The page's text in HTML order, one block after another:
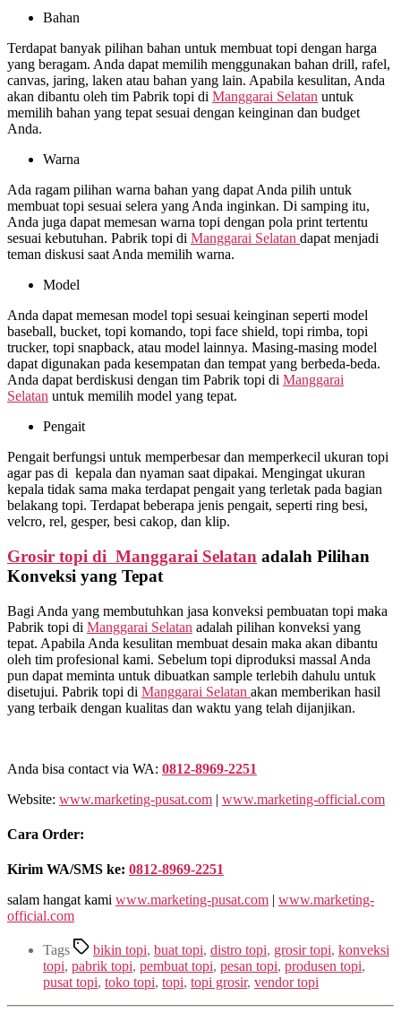
Bahan
Terdapat banyak pilihan bahan untuk membuat topi dengan harga
yang beragam. Anda dapat memilih menggunakan bahan drill, rafel,
canvas, jaring, laken atau bahan yang lain. Apabila kesulitan, Anda
akan dibantu oleh tim Pabrik topi di Manggarai Selatan untuk
memilih bahan yang tepat sesuai dengan keinginan dan budget
Anda.
Warna
Ada ragam pilihan warna bahan yang dapat Anda pilih untuk
membuat topi sesuai selera yang Anda inginkan. Di samping itu,
Anda juga dapat memesan warna topi dengan pola print tertentu
sesuai kebutuhan. Pabrik topi di Manggarai Selatan dapat menjadi
teman diskusi saat Anda memilih warna.
Model
Anda dapat memesan model topi sesuai keinginan seperti model
baseball, bucket, topi komando, topi face shield, topi rimba, topi
trucker, topi snapback, atau model lainnya. Masing-masing model
dapat digunakan pada kesempatan dan tempat yang berbeda-beda.
Anda dapat berdiskusi dengan tim Pabrik topi di Manggarai
Selatan untuk memilih model yang tepat.
Pengait
Pengait berfungsi untuk memperbesar dan memperkecil ukuran topi
agar pas di kepala dan nyaman saat dipakai. Mengingat ukuran
kepala tidak sama maka terdapat pengait yang terletak pada bagian
belakang topi. Terdapat beberapa jenis pengait, seperti ring besi,
velcro, rel, gesper, besi cakop, dan klip.
Grosir topi di Manggarai Selatan adalah Pilihan
Konveksi yang Tepat
Bagi Anda yang membutuhkan jasa konveksi pembuatan topi maka
Pabrik topi di Manggarai Selatan adalah pilihan konveksi yang
tepat. Apabila Anda kesulitan membuat desain maka akan dibantu
oleh tim profesional kami. Sebelum topi diproduksi massal Anda
pun dapat meminta untuk dibuatkan sample terlebih dahulu untuk
disetujui. Pabrik topi di Manggarai Selatan akan memberikan hasil
yang terbaik dengan kualitas dan waktu yang telah dijanjikan.
Anda bisa contact via WA: 0812-8969-2251
Website: www.marketing-pusat.com | www.marketing-official.com
Cara Order:
Kirim WA/SMS ke: 0812-8969-2251
salam hangat kami www.marketing-pusat.com | www.marketing-
official.com
Tags bikin topi, buat topi, distro topi, grosir topi, konveksi
topi, pabrik topi, pembuat topi, pesan topi, produsen topi,
pusat topi, toko topi, topi, topi grosir, vendor topi